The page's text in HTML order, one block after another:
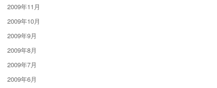
2009年11月
2009年10月
2009年9月
2009年8月
2009年7月
2009年6月